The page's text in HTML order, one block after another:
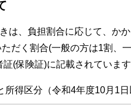
は、負担割合に応じて、か
だく割合(一般の方は1割、
(保険証)に記載されています
所得区分（令和4年度10月1日